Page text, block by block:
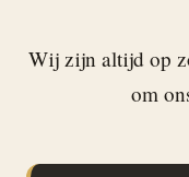
Wij zijn altijd op
om